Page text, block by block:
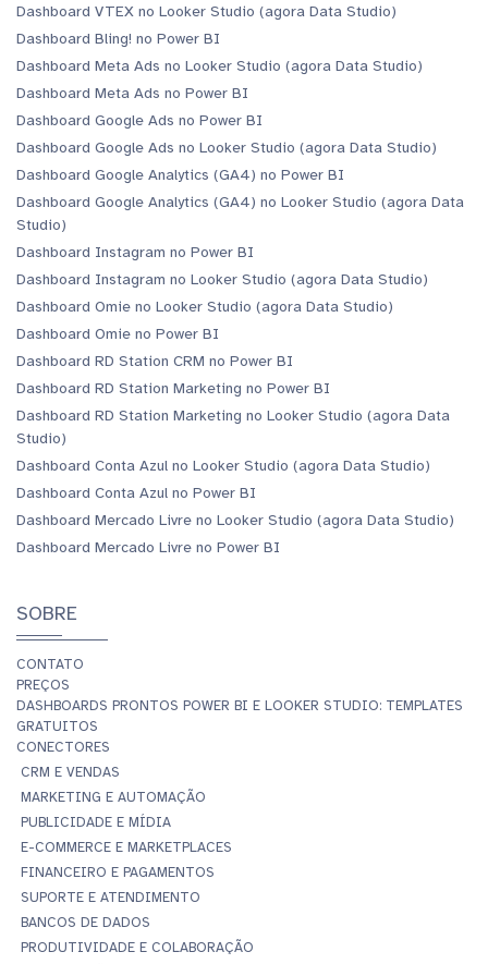
Dashboard VTEX no Looker Studio (agora Data Studio)
Dashboard Bling! no Power BI
Dashboard Meta Ads no Looker Studio (agora Data Studio)
Dashboard Meta Ads no Power BI
Dashboard Google Ads no Power BI
Dashboard Google Ads no Looker Studio (agora Data Studio)
Dashboard Google Analytics (GA4) no Power BI
Dashboard Google Analytics (GA4) no Looker Studio (agora Data
Studio)
Dashboard Instagram no Power BI
Dashboard Instagram no Looker Studio (agora Data Studio)
Dashboard Omie no Looker Studio (agora Data Studio)
Dashboard Omie no Power BI
Dashboard RD Station CRM no Power BI
Dashboard RD Station Marketing no Power BI
Dashboard RD Station Marketing no Looker Studio (agora Data
Studio)
Dashboard Conta Azul no Looker Studio (agora Data Studio)
Dashboard Conta Azul no Power BI
Dashboard Mercado Livre no Looker Studio (agora Data Studio)
Dashboard Mercado Livre no Power BI
SOBRE
CONTATO
PREÇOS
DASHBOARDS PRONTOS POWER BI E LOOKER STUDIO: TEMPLATES
GRATUITOS
CONECTORES
CRM E VENDAS
MARKETING E AUTOMAÇÃO
PUBLICIDADE E MÍDIA
E-COMMERCE E MARKETPLACES
FINANCEIRO E PAGAMENTOS
SUPORTE E ATENDIMENTO
BANCOS DE DADOS
PRODUTIVIDADE E COLABORAÇÃO